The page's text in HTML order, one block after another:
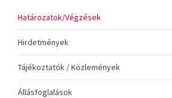
Határozatok/Végzések
Hirdetmények
Tájékoztatók / Közlemények
Állásfoglalások